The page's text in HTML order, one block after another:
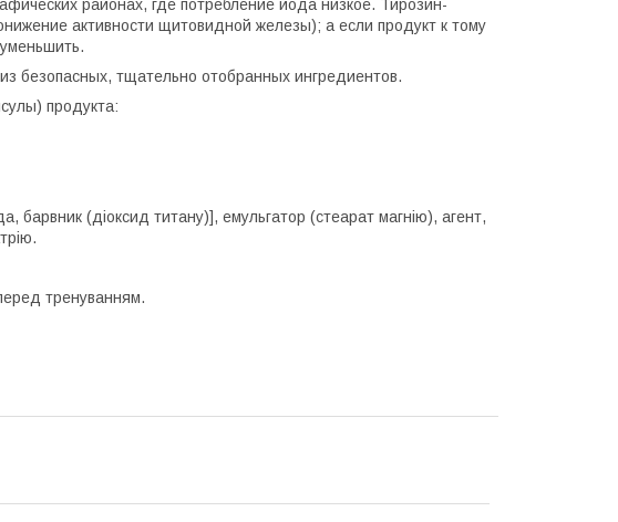
районах, где потребление йода низкое. Тирозин-
активности щитовидной железы); а если продукт к тому
безопасных, тщательно отобранных ингредиентов.
продукта:
барвник (діоксид титану)], емульгатор (стеарат магнію), агент,
тренуванням.